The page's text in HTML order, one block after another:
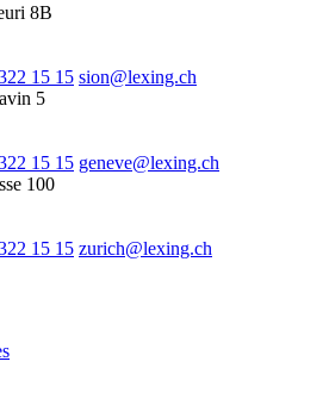
8B
15 15 sion@lexing.ch
5
15 15 geneve@lexing.ch
100
15 15 zurich@lexing.ch